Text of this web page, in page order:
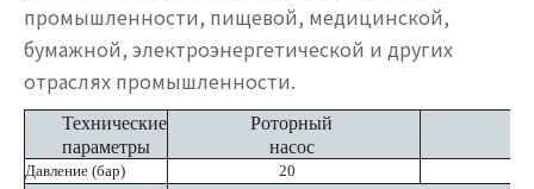
промышленности, пищевой, медицинской,
бумажной, электроэнергетической и других
отраслях промышленности.
Технические
параметры
Роторный
насос
Давление (бар)
20